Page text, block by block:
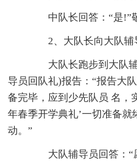
中队长回答：“是!”敬
2、大队长向大队辅
大队长跑步到大队辅
导员回队礼)报告：“报告大
备完毕，应到少先队员 名，
年春季开学典礼’一切准备
动。”
大队辅导员回答：“